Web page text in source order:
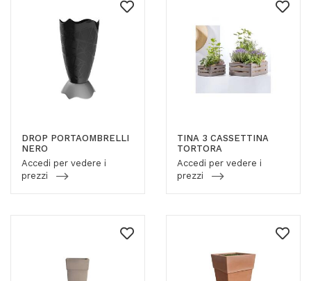
DROP PORTAOMBRELLI
NERO
Accedi per vedere i
prezzi
TINA 3 CASSETTINA
TORTORA
Accedi per vedere i
prezzi